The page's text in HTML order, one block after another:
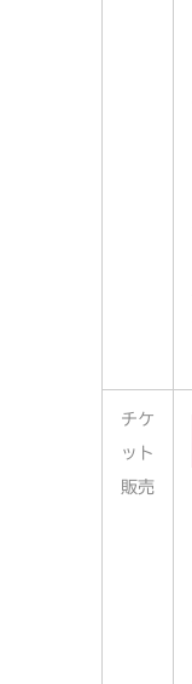
チケ
ット
販売